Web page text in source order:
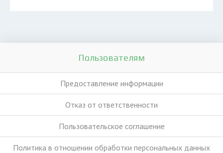
Пользователям
Предоставление информации
Отказ от ответственности
Пользовательское соглашение
Политика в отношении обработки персональных данных